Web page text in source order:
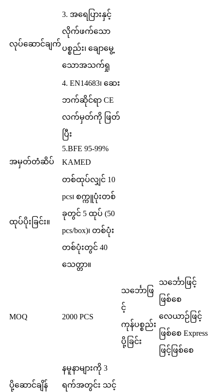
လုပ်ဆောင်ချက်
3. အရေပြားနှင့်
လိုက်ဖက်သော
ပစ္စည်း၊ ချောမွေ့
သောအသက်ရှု
4. EN14683၊ ဆေး
ဘက်ဆိုင်ရာ CE
လက်မှတ်ကို ဖြတ်
ပြီး
5.BFE 95-99%
အမှတ်တံဆိပ်
KAMED
ထုပ်ပိုးခြင်း။
တစ်ထုပ်လျှင် 10
pcs၊ စက္ကူပုံးတစ်
ခုတွင် 5 ထုပ် (50
pcs/box)၊ တစ်ပုံး
တစ်ပုံးတွင် 40
သေတ္တာ။
MOQ 2000 PCS
သင်္ဘောဖြ
င့်
ကုန်ပစ္စည်း
ပို့ခြင်း
သင်္ဘောဖြင့်
ဖြစ်စေ
လေယာဉ်ဖြင့်
ဖြစ်စေ Express
ဖြင့်ဖြစ်စေ
ပို့ဆောင်ချိန်
နမူနာများကို 3
ရက်အတွင်း သင့်